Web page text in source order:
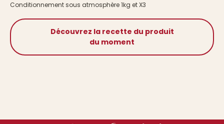
Conditionnement sous atmosphère 1kg et X3
Découvrez la recette du produit
du moment